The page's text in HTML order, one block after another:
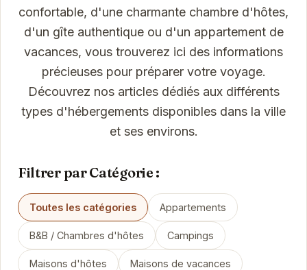
confortable, d'une charmante chambre d'hôtes,
d'un gîte authentique ou d'un appartement de
vacances, vous trouverez ici des informations
précieuses pour préparer votre voyage.
Découvrez nos articles dédiés aux différents
types d'hébergements disponibles dans la ville
et ses environs.
Filtrer par Catégorie :
Toutes les catégories Appartements
B&B / Chambres d'hôtes Campings
Maisons d'hôtes Maisons de vacances